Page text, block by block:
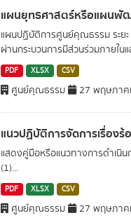
แผนยุทธศาสตร์หรือแผนพั
แผนปฏิบัติการศูนย์คุณธรรม ระย
ผ่านกระบวนการมีส่วนร่วมภายใน
PDF XLSX CSV
ศูนย์คุณธรรม 27 พฤษภาค
แนวปฏิบัติการจัดการเรื่อง
แสดงคู่มือหรือแนวทางการดำเนิ
(1)...
PDF XLSX CSV
ศูนย์คุณธรรม 27 พฤษภาค